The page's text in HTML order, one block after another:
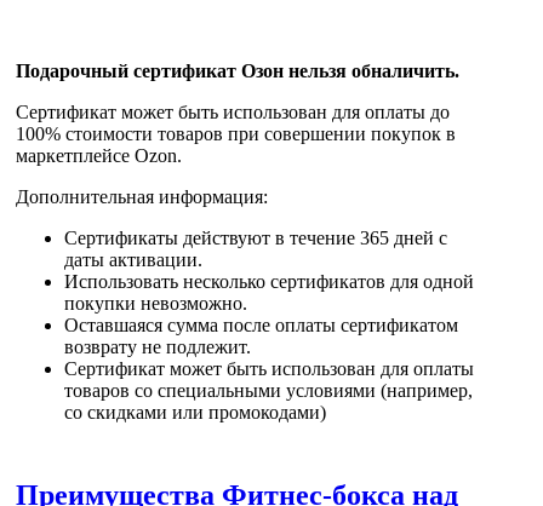
Подарочный сертификат Озон нельзя обналичить.
Сертификат может быть использован для оплаты до
100% стоимости товаров при совершении покупок в
маркетплейсе Ozon.
Дополнительная информация:
Сертификаты действуют в течение 365 дней с
даты активации.
Использовать несколько сертификатов для одной
покупки невозможно.
Оставшаяся сумма после оплаты сертификатом
возврату не подлежит.
Сертификат может быть использован для оплаты
товаров со специальными условиями (например,
со скидками или промокодами)
Преимущества Фитнес-бокса над